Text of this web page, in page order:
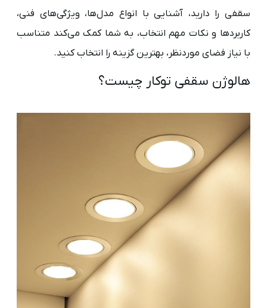
سقفی را دارید، آشنایی با انواع مدل‌ها، ویژگی‌های فنی،
کاربردها و نکات مهم انتخاب، به شما کمک می‌کند متناسب
با نیاز فضای موردنظر، بهترین گزینه را انتخاب کنید.
هالوژن سقفی توکار چیست؟